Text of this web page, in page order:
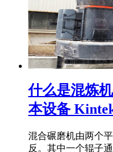
什么是混炼
本设备
混合碾磨机由两个
反。其中一个辊子